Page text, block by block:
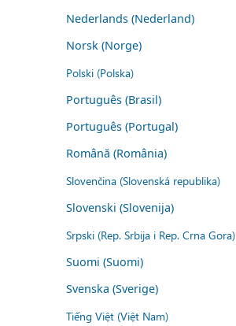
Nederlands (Nederland)
Norsk (Norge)
Polski (Polska)
Português (Brasil)
Português (Portugal)
Română (România)
Slovenčina (Slovenská republika)
Slovenski (Slovenija)
Srpski (Rep. Srbija i Rep. Crna Gora)
Suomi (Suomi)
Svenska (Sverige)
Tiếng Việt (Việt Nam)